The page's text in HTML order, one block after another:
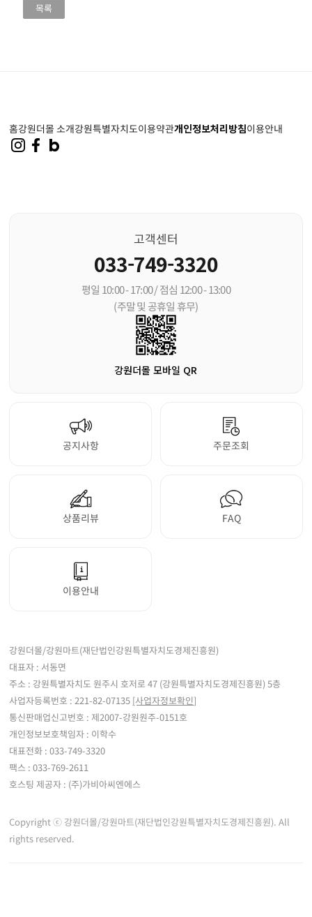
목록
홈강원더몰 소개강원특별자치도이용약관개인정보처리방침이용안내
고객센터
033-749-3320
평일 10:00 - 17:00 / 점심 12:00 - 13:00
(주말 및 공휴일 휴무)
강원더몰 모바일 QR
공지사항 주문조회
상품리뷰 FAQ
이용안내
강원더몰/강원마트(재단법인강원특별자치도경제진흥원)
대표자 : 서동면
주소 : 강원특별자치도 원주시 호저로 47 (강원특별자치도경제진흥원) 5층
사업자등록번호 : 221-82-07135 [사업자정보확인]
통신판매업신고번호 : 제2007-강원원주-0151호
개인정보보호책임자 : 이학수
대표전화 : 033-749-3320
팩스 : 033-769-2611
호스팅 제공자 : (주)가비아씨엔에스
Copyright ⓒ 강원더몰/강원마트(재단법인강원특별자치도경제진흥원). All
rights reserved.